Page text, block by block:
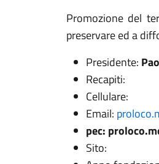
Promozione del
preservare ed a
Presidente:
Recapiti:
Cellulare:
Email:
pec:
Sito: